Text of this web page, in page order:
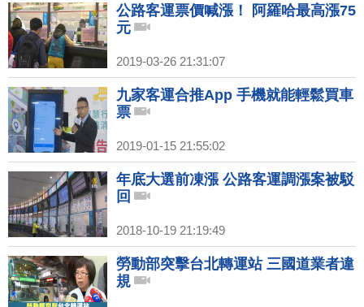
公路客運票價喊漲！ 阿羅哈最高漲75
元
2019-03-26 21:31:07
九家客運合推App 手機就能輕鬆買車
票
2019-01-15 21:55:02
年底大選前凍漲 公路客運調漲案被駁
回
2018-10-19 21:19:49
勞動部突擊台北轉運站 三國道業者違
規